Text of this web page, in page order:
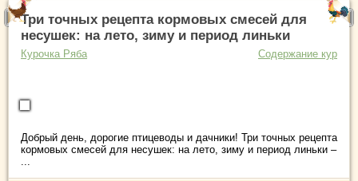
Три точных рецепта кормовых смесей для
несушек: на лето, зиму и период линьки
Курочка Ряба Содержание кур
Добрый день, дорогие птицеводы и дачники! Три точных рецепта
кормовых смесей для несушек: на лето, зиму и период линьки –